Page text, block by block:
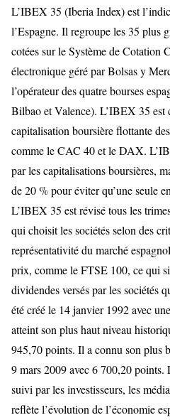
L’IBEX 35 (Iberia Index) est
l’Espagne. Il regroupe les 35 plus
cotées sur le Système de Cotation
électronique géré par Bolsas y
l’opérateur des quatre bourses
Bilbao et Valence). L’IBEX 35 est
capitalisation boursière flottante
comme le CAC 40 et le DAX.
par les capitalisations boursières,
de 20 % pour éviter qu’une seule
L’IBEX 35 est révisé tous les
qui choisit les sociétés selon des
représentativité du marché
prix, comme le FTSE 100, ce qui
dividendes versés par les sociétés
été créé le 14 janvier 1992 avec
atteint son plus haut niveau
945,70 points. Il a connu son plus
9 mars 2009 avec 6 700,20
suivi par les investisseurs, les
reflète l’évolution de l’économie